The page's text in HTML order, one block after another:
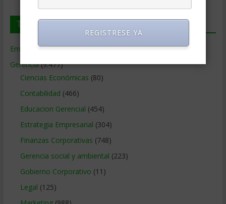
Temas de Gerencia
Empresas de Gerencia(38)
Gerencia(9.477)
Ciencias Económicas (80)
Contabilidad (466)
Educacion Gerencial (454)
Estrategia Empresarial (304)
Finanzas Corporativas (748)
Gerencia social y ambiental (223)
Gobierno Corporativo (11)
Legal (125)
REGISTRESE YA